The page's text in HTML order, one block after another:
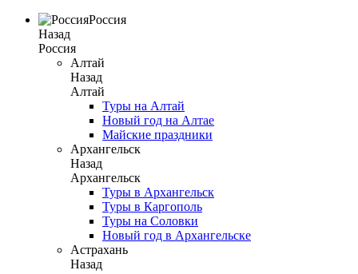
Россия
Назад
Россия
Алтай
Назад
Алтай
Туры на Алтай
Новый год на Алтае
Майские праздники
Архангельск
Назад
Архангельск
Туры в Архангельск
Туры в Каргополь
Туры на Соловки
Новый год в Архангельске
Астрахань
Назад